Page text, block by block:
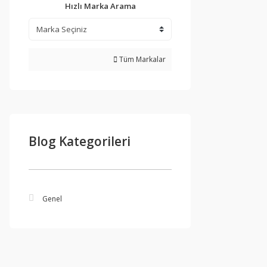
Hızlı Marka Arama
Tüm Markalar
Blog Kategorileri
Genel